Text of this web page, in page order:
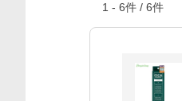
1 - 6件 / 6件